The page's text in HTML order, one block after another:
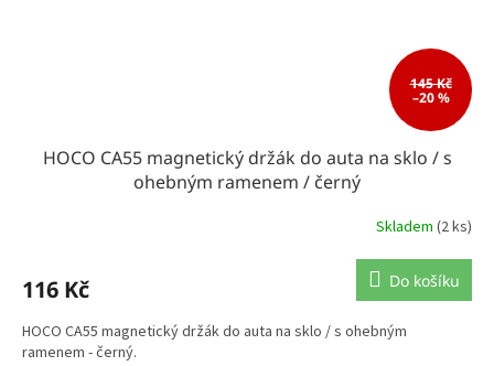
145 Kč
–20 %
HOCO CA55 magnetický držák do auta na sklo / s
ohebným ramenem / černý
Skladem (2 ks)
116 Kč Do košíku
HOCO CA55 magnetický držák do auta na sklo / s ohebným
ramenem - černý.